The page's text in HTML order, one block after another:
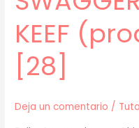
KEEF
[28]
Deja un comentario /